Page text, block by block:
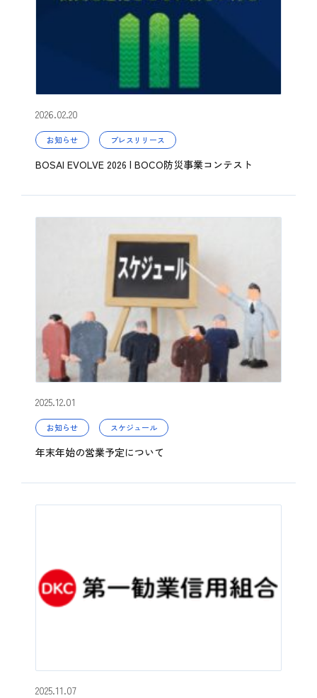
2026.02.20
お知らせ プレスリリース
BOSAI EVOLVE 2026 | BOCO防災事業コンテスト
2025.12.01
お知らせ スケジュール
年末年始の営業予定について
2025.11.07